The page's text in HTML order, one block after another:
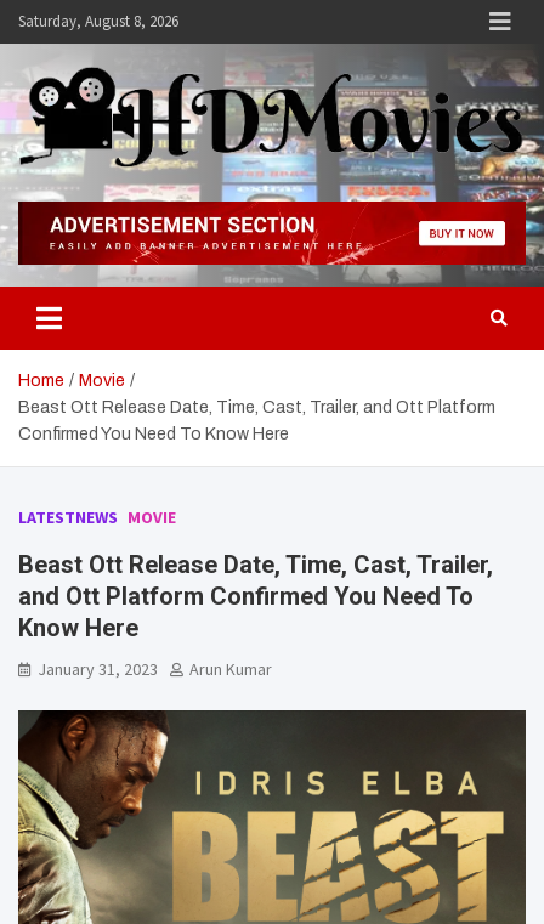
SkipSaturday, August 8, 2026
Hdmovies
Home
Movie
Beast Ott Release Date, Time, Cast, Trailer, and Ott Platform
Confirmed You Need To Know Here
LATESTNEWS MOVIE
Beast Ott Release Date, Time, Cast, Trailer,
and Ott Platform Confirmed You Need To
Know Here
January 31, 2023 Arun Kumar